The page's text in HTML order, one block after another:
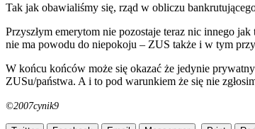
Tak jak obawialiśmy się, rząd w obliczu
Przyszłym emerytom nie pozostaje teraz nic innego
nie ma powodu do niepokoju – ZUS także i w tym
W końcu końców może się okazać że jedynie prywatny
ZUSu/państwa. A i to pod warunkiem że się nie
©2007cynik9